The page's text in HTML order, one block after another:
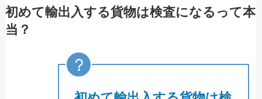
初めて輸出入する貨物は検査になるって本
当？